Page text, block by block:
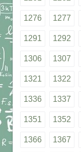
1276 1277
1291 1292
1306 1307
1321 1322
1336 1337
1351 1352
1366 1367